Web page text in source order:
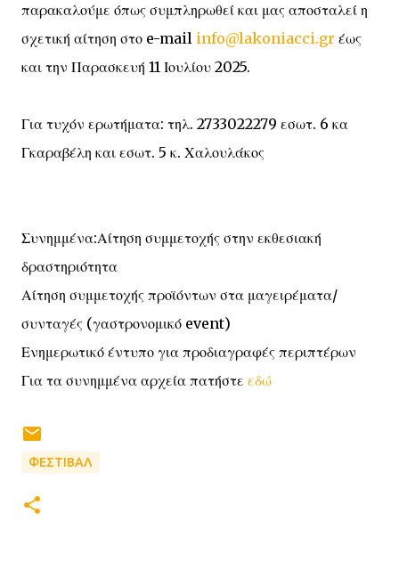
παρακαλούμε όπως συμπληρωθεί και μας αποσταλεί η
σχετική αίτηση στο e-mail info@lakoniacci.gr έως
και την Παρασκευή 11 Ιουλίου 2025.
Για τυχόν ερωτήματα: τηλ. 2733022279 εσωτ. 6 κα
Γκαραβέλη και εσωτ. 5 κ. Χαλουλάκος
Συνημμένα:Αίτηση συμμετοχής στην εκθεσιακή
δραστηριότητα
Αίτηση συμμετοχής προϊόντων στα μαγειρέματα/
συνταγές (γαστρονομικό event)
Ενημερωτικό έντυπο για προδιαγραφές περιπτέρων
Για τα συνημμένα αρχεία πατήστε εδώ
ΦΕΣΤΙΒΑΛ